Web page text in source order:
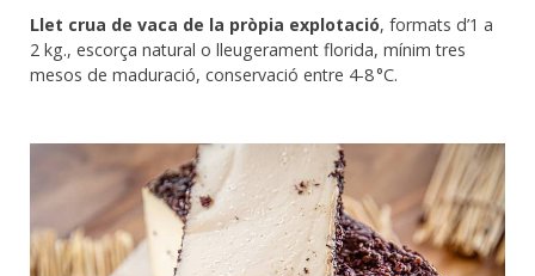
Llet crua de vaca de la pròpia explotació, formats d’1 a
2 kg., escorça natural o lleugerament florida, mínim tres
mesos de maduració, conservació entre 4-8 °C.